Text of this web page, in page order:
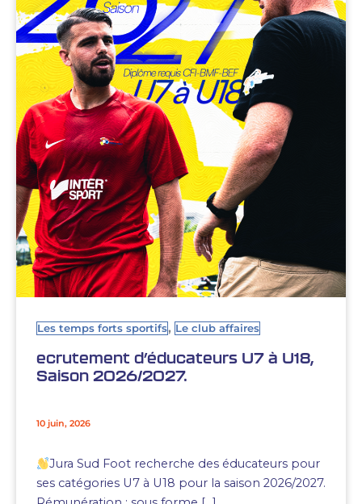
Les temps forts sportifs, Le club affaires
ecrutement d’éducateurs U7 à U18,
Saison 2026/2027.
10 juin, 2026
Jura Sud Foot recherche des éducateurs pour
ses catégories U7 à U18 pour la saison 2026/2027.